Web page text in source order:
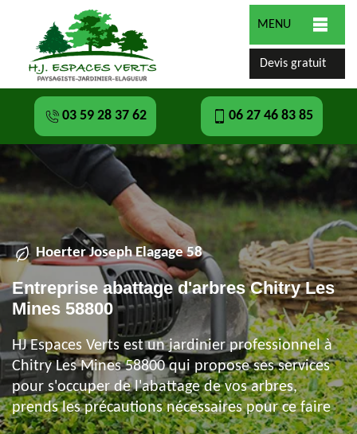
MENU
Devis gratuit
03 59 28 37 62 06 27 46 83 85
Hoerter Joseph Elagage 58
Entreprise abattage d'arbres Chitry Les
Mines 58800
HJ Espaces Verts est un jardinier professionnel à
Chitry Les Mines 58800 qui propose ses services
pour s'occuper de l'abattage de vos arbres,
prends les précautions nécessaires pour ce faire